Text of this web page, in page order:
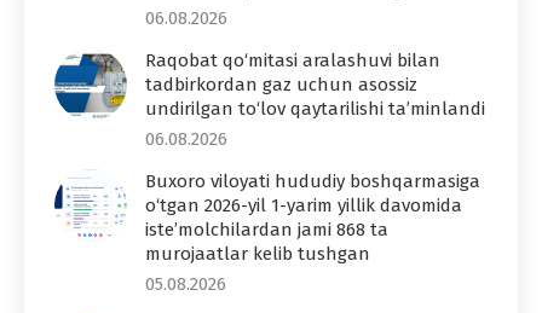
06.08.2026
Raqobat qo‘mitasi aralashuvi bilan
tadbirkordan gaz uchun asossiz
undirilgan to‘lov qaytarilishi ta’minlandi
06.08.2026
Buxoro viloyati hududiy boshqarmasiga
o‘tgan 2026-yil 1-yarim yillik davomida
iste’molchilardan jami 868 ta
murojaatlar kelib tushgan
05.08.2026